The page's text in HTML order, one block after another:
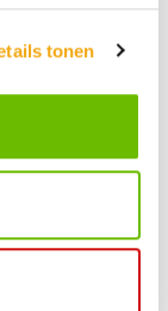
tonen
Christopher Stone